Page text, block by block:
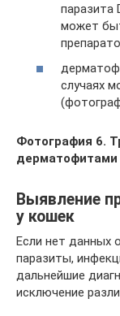
паразита
может
случаях
Фотография 6.
дерматофитами
Выявление
у кошек
Если нет данных
паразиты,
дальнейшие
исключение